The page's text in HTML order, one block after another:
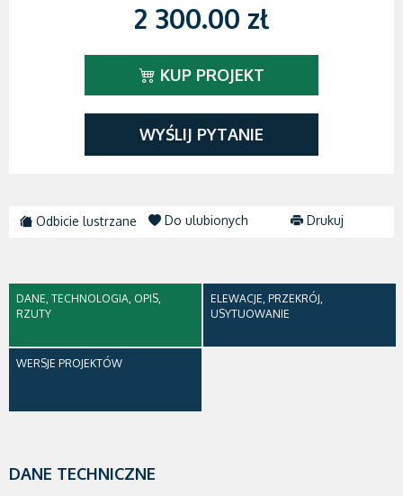
2 300.00 zł
KUP PROJEKT
WYŚLIJ PYTANIE
Odbicie lustrzane Do ulubionych Drukuj
DANE, TECHNOLOGIA, OPIS,
RZUTY
ELEWACJE, PRZEKRÓJ,
USYTUOWANIE
WERSJE PROJEKTÓW
DANE TECHNICZNE